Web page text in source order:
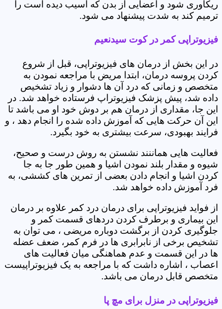
ریکاوری شود و اعضایی از بدن که آسیب دیده است را
ترمیم کند به شدت پیشنهاد می شود.
فیزیوتراپی کمر در کوت سیدنعیم
در این بخش از درمان های فیزیوتراپی، قبل از شروع
کردن پروسه درمان، ابتدا مریض با مراجعه نمودن به
متخصص و زمانی که درد آن ها دشوار و زیاد تشخیص
داده شد، پیش پزشک فیزیوتراپ فرستاده خواهد شد. در
این جا، مقداری از درمان هم بر دوش خود او می باشد تا
این آن حرکت هایی که آموزش داده شده را انجام دهد ، و
فرایند بهبودی، سرعت بیشتری به خود بگیرد.
فعالیت هایی هماننند نشستن به روش درست و صحیح،
شیوه و مقدار بلند نمودن اشیا و همین طور جا به جا
کردن اشیا و انجام دادن بعضی از تمرین های کششی، به
فرد آموزش داده خواهد شد.
از فواید فیزیوتراپی برای درمان درد کمر علاوه بر درمان
این بیماری و برطرف کردن دردهای قسمت کمر و
جلوگیری کردن از برگشت دوباره مریضی ، می توان به
تشخیص برخی از نابرابری ها در فرم کمر، ضعف عضله
ها در این قسمت و عدم هماهنگی میان فعالیت های
اعصاب ، اشاره داشت که با مراجعه به یک فیزیوتراپیست
متخصص قابل درمان می باشد.
فیزیوتراپی در منزل برای مچ پا